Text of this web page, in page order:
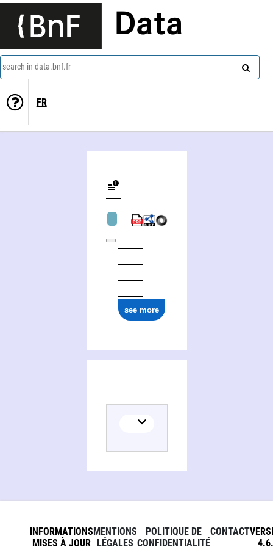
Data
search in data.bnf.fr
FR
see more
INFORMATIONS
MISES À JOUR
MENTIONS
LÉGALES
POLITIQUE DE
CONFIDENTIALITÉ
CONTACT